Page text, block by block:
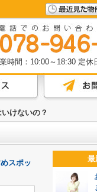
時間：10:00～18:30 定休
けないの？
スポッ
最